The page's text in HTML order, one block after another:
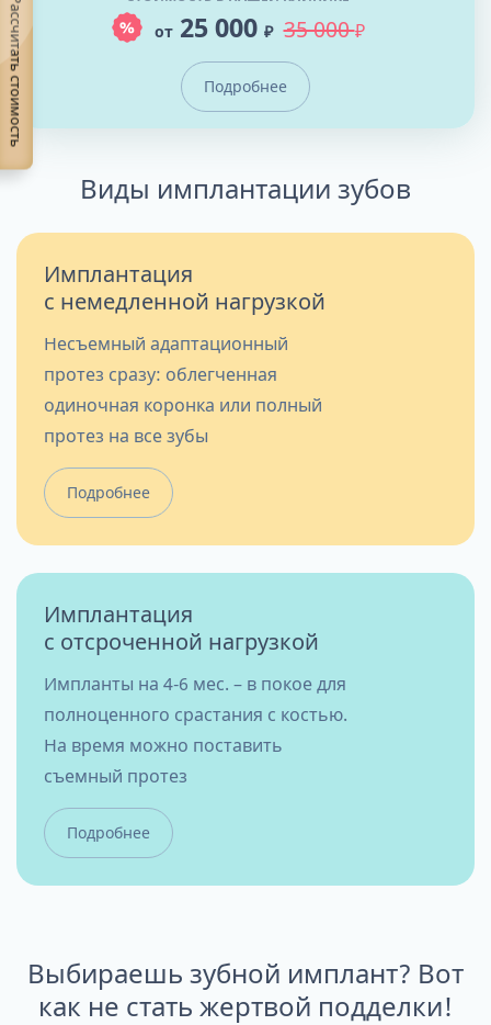
от25 000 ₽ 35 000₽
Подробнее
Виды имплантации зубов
Имплантация
с немедленной нагрузкой
Несъемный адаптационный
протез сразу: облегченная
одиночная коронка или полный
протез на все зубы
Подробнее
Имплантация
с отсроченной нагрузкой
Импланты на 4-6 мес. – в покое для
полноценного срастания с костью.
На время можно поставить
съемный протез
Подробнее
Выбираешь зубной имплант? Вот
как не стать жертвой подделки!
Рассчитать стоимость